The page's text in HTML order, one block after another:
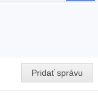
Pridať správu